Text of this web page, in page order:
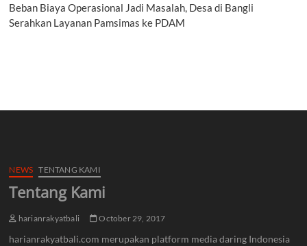
Beban Biaya Operasional Jadi Masalah, Desa di Bangli
Serahkan Layanan Pamsimas ke PDAM
NEWS TENTANG KAMI
Tentang Kami
harianrakyatbali October 29, 2017
harianrakyatbali.com merupakan platform media daring Indonesia